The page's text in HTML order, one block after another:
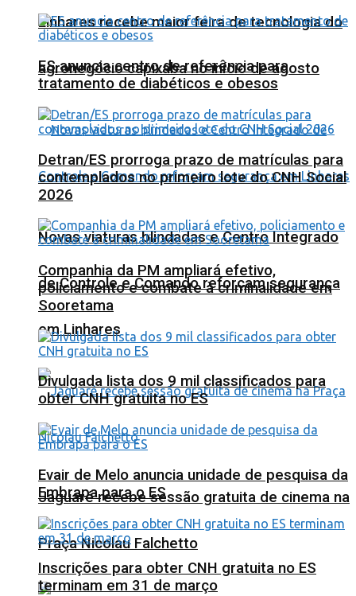
Linhares recebe maior feira de tecnologia do
agronegócio capixaba no início de agosto
Novas viaturas blindadas e Centro Integrado
de Controle e Comando reforçam segurança
em Linhares
Jaguaré recebe sessão gratuita de cinema na
Praça Nicolau Falchetto
ES anuncia centro de referência para
tratamento de diabéticos e obesos
Detran/ES prorroga prazo de matrículas para
contemplados no primeiro lote do CNH Social
2026
Companhia da PM ampliará efetivo,
policiamento e combate à criminalidade em
Sooretama
Divulgada lista dos 9 mil classificados para
obter CNH gratuita no ES
Evair de Melo anuncia unidade de pesquisa da
Embrapa para o ES
Inscrições para obter CNH gratuita no ES
terminam em 31 de março